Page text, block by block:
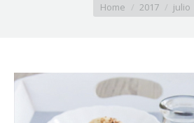
Home 2017 julio